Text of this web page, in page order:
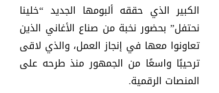
الكبير الذي حققه ألبومها الجديد “خلينا
نحتفل” بحضور نخبة من صناع الأغاني الذين
تعاونوا معها في إنجاز العمل، والذي لاقى
ترحيبًا واسعًا من الجمهور منذ طرحه على
المنصات الرقمية.